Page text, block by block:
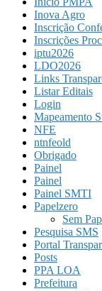
Inova Agro
Inscrição
Inscrições
iptu2026
LDO2026
Links
Listar Editais
Login
Mapeamento
NFE
ntnfeold
Obrigado
Painel
Painel
Painel SMTI
Papelzero
Sem
Pesquisa SMS
Portal
Posts
PPA LOA
Prefeitura